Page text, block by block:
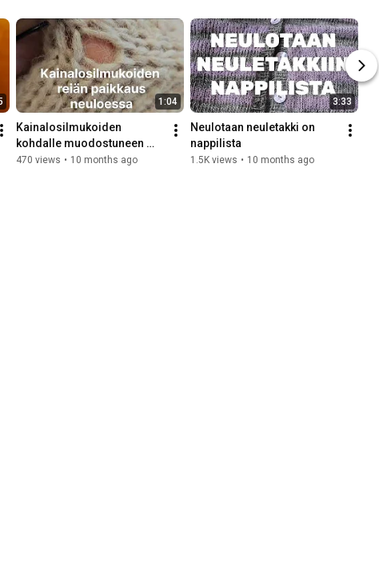
1:04
Kainalosilmukoiden
kohdalle muodostuneen
reiän paikkaus neuloessa
470 views • 10 months ago
3:33
Neulotaan neuletakki on
nappilista
1.5K views • 10 months ago